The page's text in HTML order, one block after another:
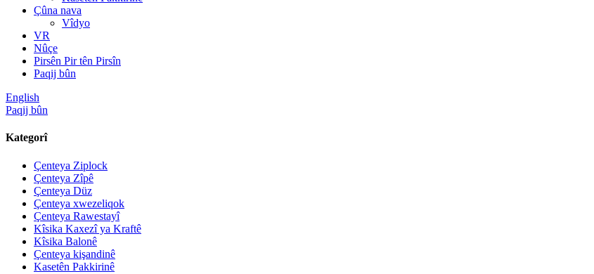
Çûna nava
Vîdyo
VR
Nûçe
Pirsên Pir tên Pirsîn
Paqij bûn
English
Paqij bûn
Kategorî
Çenteya Ziplock
Çenteya Zîpê
Çenteya Düz
Çenteya xwezeliqok
Çenteya Rawestayî
Kîsika Kaxezî ya Kraftê
Kîsika Balonê
Çenteya kişandinê
Kasetên Pakkirinê